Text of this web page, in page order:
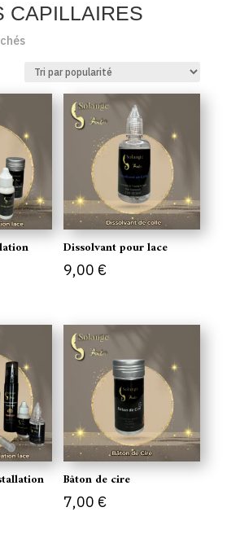
CAPILLAIRES
Trié
popularité
Dissolvant pour lace
9,00 €
Bâton de cire
7,00 €